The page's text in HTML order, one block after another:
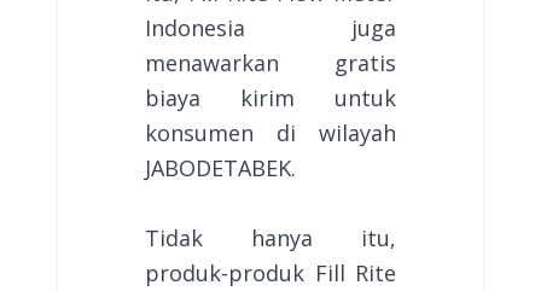
Indonesia juga
menawarkan gratis
biaya kirim untuk
konsumen di wilayah
JABODETABEK.
Tidak hanya itu,
produk-produk Fill Rite